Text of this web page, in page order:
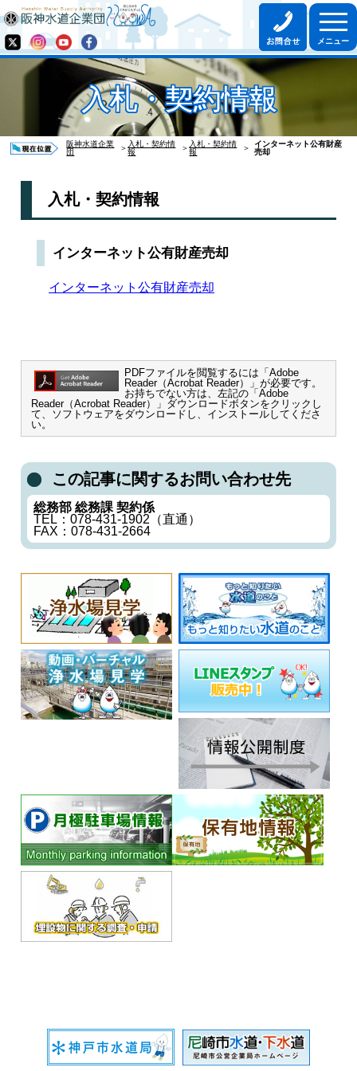
入札・契約情報
阪神水道企業
団
＞入札・契約情
報
＞入札・契約情
報
＞
インターネット公有財産
売却
入札・契約情報
インターネット公有財産売却
インターネット公有財産売却
PDFファイルを閲覧するには「Adobe
Reader（Acrobat Reader）」が必要です。
お持ちでない方は、左記の「Adobe
Reader（Acrobat Reader）」ダウンロードボタンをクリックし
て、ソフトウェアをダウンロードし、インストールしてくださ
い。
この記事に関するお問い合わせ先
総務部 総務課 契約係
TEL：078-431-1902（直通）
FAX：078-431-2664